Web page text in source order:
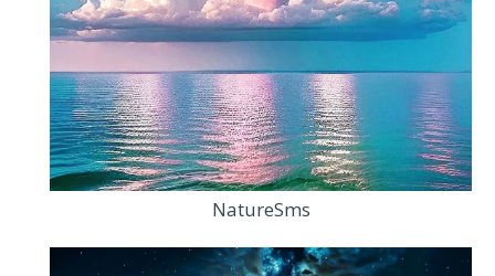
NatureSms